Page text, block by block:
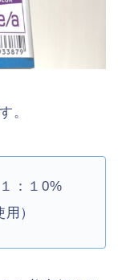
。
：１0%
）